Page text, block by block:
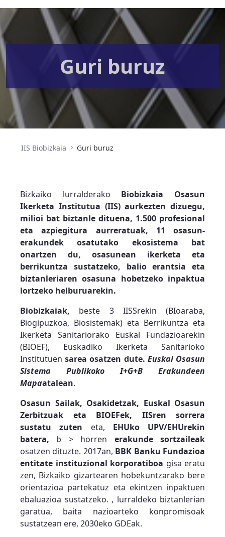
Guri buruz
IIS Biobizkaia Guri buruz
Bizkaiko lurralderako Biobizkaia Osasun
Ikerketa Institutua (IIS) aurkezten dizuegu,
milioi bat biztanle dituena, 1.500 profesional
eta azpiegitura aurreratuak, 11 osasun-
erakundek osatutako ekosistema bat
onartzen du, osasunean ikerketa eta
berrikuntza sustatzeko, balio erantsia eta
biztanleriaren osasuna hobetzeko inpaktua
lortzeko helburuarekin.
Biobizkaiak, beste 3 IISSrekin (BIoaraba,
Biogipuzkoa, Biosistemak) eta Berrikuntza eta
Ikerketa Sanitariorako Euskal Fundazioarekin
(BIOEF), Euskadiko Ikerketa Sanitarioko
Institutuensarea osatzen dute. Euskal Osasun
Sistema Publikoko I+G+B Erakundeen
Mapaatalean.
Osasun Sailak, Osakidetzak, Euskal Osasun
Zerbitzuak eta BIOEFek, IISren sorrera
sustatu zuten eta, EHUko UPV/EHUrekin
batera, b > horren erakunde sortzaileak
osatzen dituzte. 2017an, BBK Banku Fundazioa
entitate instituzional korporatiboa gisa eratu
zen, Bizkaiko gizartearen hobekuntzarako bere
orientazioa partekatuz eta ekintzen inpaktuen
ebaluazioa sustatzeko. , lurraldeko biztanlerian
garatua, baita nazioarteko konpromisoak
sustatzean ere, 2030eko GDEak.